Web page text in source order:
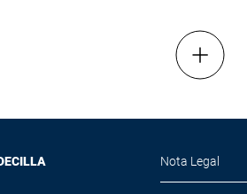
Nota Legal